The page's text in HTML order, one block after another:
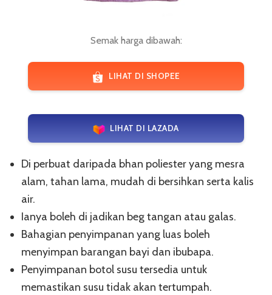
Semak harga dibawah:
LIHAT DI SHOPEE
LIHAT DI LAZADA
Di perbuat daripada bhan poliester yang mesra
alam, tahan lama, mudah di bersihkan serta kalis
air.
Ianya boleh di jadikan beg tangan atau galas.
Bahagian penyimpanan yang luas boleh
menyimpan barangan bayi dan ibubapa.
Penyimpanan botol susu tersedia untuk
memastikan susu tidak akan tertumpah.